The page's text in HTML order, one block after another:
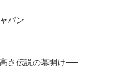
パン
さ伝説の幕開け──